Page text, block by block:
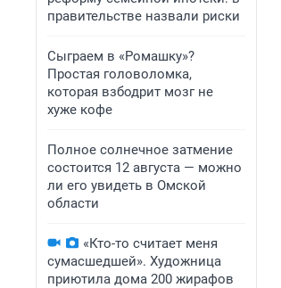
правительстве назвали риски
Сыграем в «Ромашку»?
Простая головоломка,
которая взбодрит мозг не
хуже кофе
Полное солнечное затмение
состоится 12 августа — можно
ли его увидеть в Омской
области
«Кто-то считает меня
сумасшедшей». Художница
приютила дома 200 жирафов